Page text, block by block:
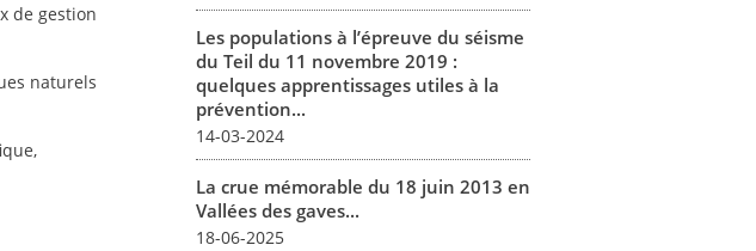
de gestion
naturels
Les populations à l’épreuve du séisme
du Teil du 11 novembre 2019 :
quelques apprentissages utiles à la
prévention...
14-03-2024
La crue mémorable du 18 juin 2013 en
Vallées des gaves...
18-06-2025